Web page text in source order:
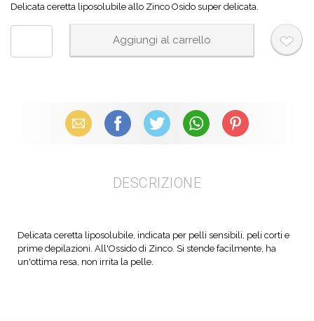
Delicata ceretta liposolubile allo Zinco Osido super delicata.
Email Facebook X (Twitter) WhatsAppPinterest
DESCRIZIONE
Delicata ceretta liposolubile, indicata per pelli sensibili, peli corti e
prime depilazioni. All'Ossido di Zinco. Si stende facilmente, ha
un'ottima resa, non irrita la pelle.